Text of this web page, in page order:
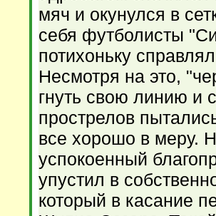
мяч и окунулся в
себя футболисты
потихоньку
Несмотря на это,
гнуть свою линию и
прострелов
все хорошо в меру.
успокоенный
упустил в
который в касание